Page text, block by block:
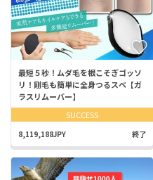
最短５秒！ムダ毛を根こそぎゴッソ
リ！剛毛も簡単に全身つるスベ【ガ
ラスリムーバー】
SUCCESS
8,119,188JPY 終了